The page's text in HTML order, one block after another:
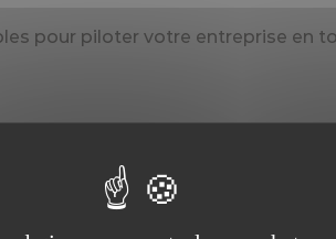
pour piloter votre entreprise en